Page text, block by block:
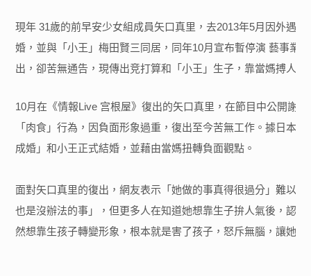
現年 31歲的前早安少女組成員矢口真里，去2013年5月因外遇
婚，並與「小王」梅田賢三同居，同年10月宣布暫停演 藝事業
出，卻苦無通告，現傳出竞打算和「小王」生子，靠當媽搏人氣
10月在《情報Live 宫根屋》復出的矢口真里，在節目中公開謝
「肉食」行為，因負面形象過重，復出至今苦無工作。據日本
成婚」和小王正式結婚，並藉由當媽扭轉負面觀點。
面對矢口真里的復出，網友表示「她做的事真得很過分」難以
也是沒辦法的事」，但更多人在知道她想靠生子拚人氣後，認
然想靠生孩子轉變形象，根本就是害了孩子，怒斥無腦，讓她形